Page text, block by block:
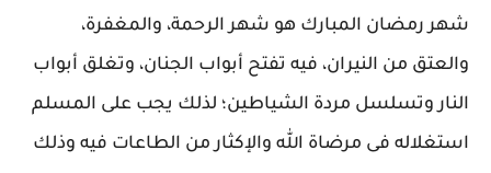
شهر رمضان المبارك هو شهر الرحمة، والمغفرة،
والعتق من النيران، فيه تفتح أبواب الجنان، وتغلق أبواب
النار وتسلسل مردة الشياطين؛ لذلك يجب على المسلم
استغلاله فى مرضاة الله والإكثار من الطاعات فيه وذلك